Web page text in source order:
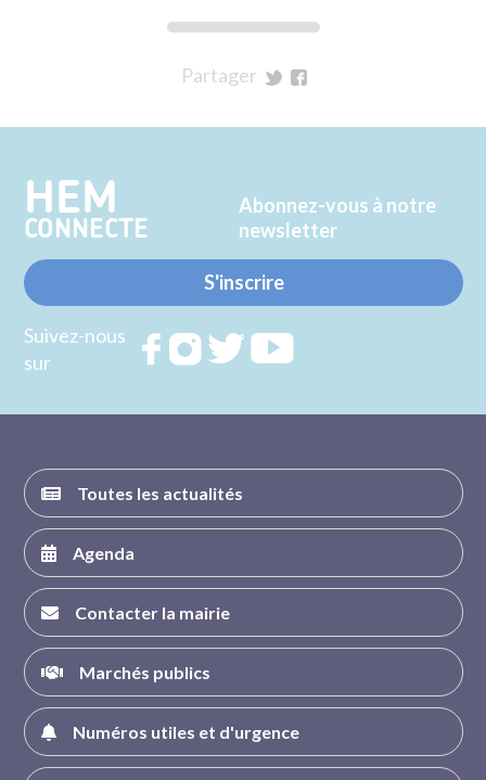
Partager
Twitter
Facebook
HEM
CONNECTE
Abonnez-vous à notre
newsletter
S'inscrire
Suivez-nous
sur
RejoignezRejoignezRejoignez
Toutes les actualités
Agenda
Contacter la mairie
Marchés publics
Numéros utiles et d'urgence